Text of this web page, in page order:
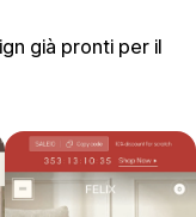
già pronti per il